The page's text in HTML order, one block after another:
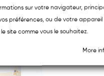
sur votre navigateur,
préférences, ou de votre
site comme vous le souhaitez.
More